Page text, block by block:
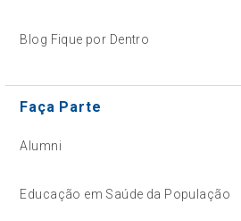
Blog Fique por Dentro
Faça Parte
Alumni
Educação em Saúde da População